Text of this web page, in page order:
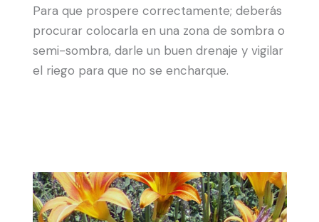
Para que prospere correctamente; deberás
procurar colocarla en una zona de sombra o
semi-sombra, darle un buen drenaje y vigilar
el riego para que no se encharque.